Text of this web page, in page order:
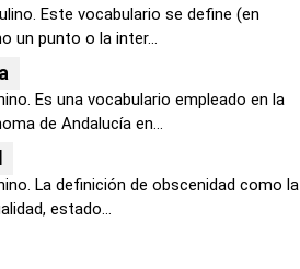
Este vocabulario se define (en
un punto o la inter...
Es una vocabulario empleado en la
de Andalucía en...
La definición de obscenidad como la
estado...